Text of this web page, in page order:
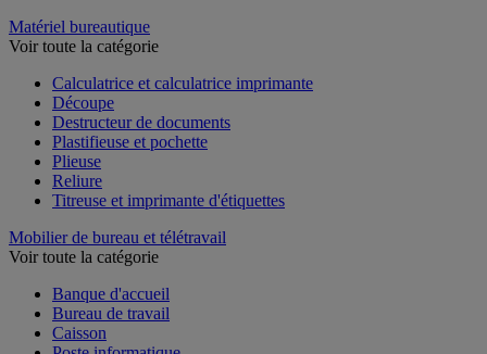
Matériel bureautique
Voir toute la catégorie
Calculatrice et calculatrice imprimante
Découpe
Destructeur de documents
Plastifieuse et pochette
Plieuse
Reliure
Titreuse et imprimante d'étiquettes
Mobilier de bureau et télétravail
Voir toute la catégorie
Banque d'accueil
Bureau de travail
Caisson